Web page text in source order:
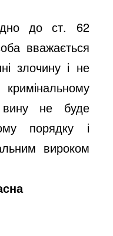
до ст. 62
вважається
злочину і не
не буде
порядку і
вироком